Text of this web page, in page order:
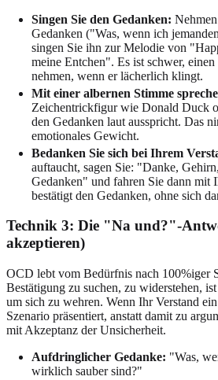
Singen Sie den Gedanken:
Gedanken ("Was, wenn ich
singen Sie ihn zur Melodie von
meine Entchen". Es ist schwer, einen
nehmen, wenn er lächerlich klingt.
Mit einer albernen Stimme
Zeichentrickfigur wie Donald Duck
den Gedanken laut ausspricht. Das
emotionales Gewicht.
Bedanken Sie sich bei Ihrem
auftaucht, sagen Sie: "Danke,
Gedanken" und fahren Sie dann mit
bestätigt den Gedanken, ohne sich
Technik 3: Die "Na und?"-
akzeptieren)
OCD lebt vom Bedürfnis nach 100%iger
Bestätigung zu suchen, zu widerstehen,
um sich zu wehren. Wenn Ihr Verstand
Szenario präsentiert, anstatt damit zu
mit Akzeptanz der Unsicherheit.
Aufdringlicher Gedanke: "Was,
wirklich sauber sind?"